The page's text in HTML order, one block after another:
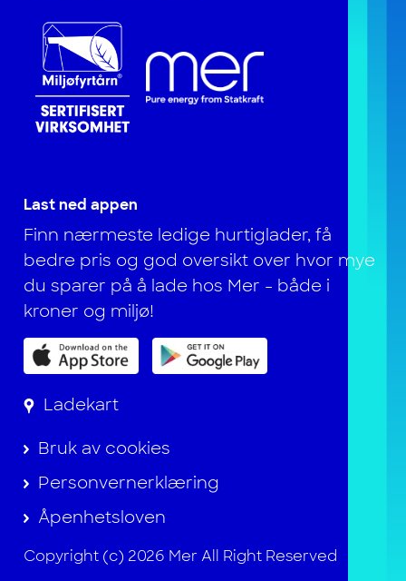
Last ned appen
Finn nærmeste ledige hurtiglader, få
bedre pris og god oversikt over hvor mye
du sparer på å lade hos Mer - både i
kroner og miljø!
Ladekart
Bruk av cookies
Personvernerklæring
Åpenhetsloven
Copyright (c) 2026 Mer All Right Reserved